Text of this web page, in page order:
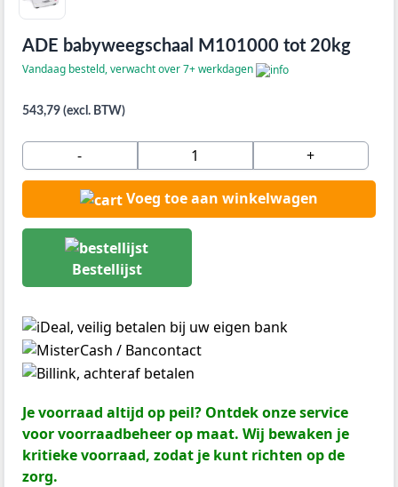
ADE babyweegschaal M101000 tot 20kg
Vandaag besteld, verwacht over 7+ werkdagen
543,79 (excl. BTW)
- +
Voeg toe aan winkelwagen
Bestellijst
Je voorraad altijd op peil? Ontdek onze service
voor voorraadbeheer op maat. Wij bewaken je
kritieke voorraad, zodat je kunt richten op de
zorg.